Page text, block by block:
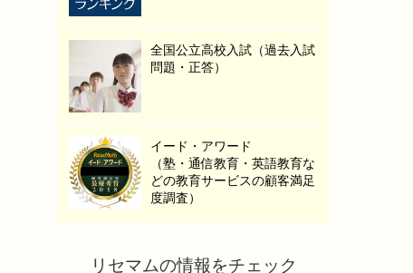
全国公立高校入試（過去入試
問題・正答）
イード・アワード
（塾・通信教育・英語教育な
どの教育サービスの顧客満足
度調査）
リセマムの情報をチェック